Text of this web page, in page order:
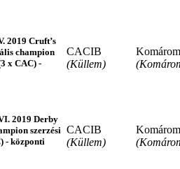
2019 Cruft’s
champion
x CAC) -
CACIB
(Küllem)
Komárom
2019 Derby
szerzési
- központi
CACIB
(Küllem)
Komárom